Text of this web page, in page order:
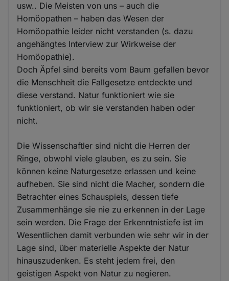
usw.. Die Meisten von uns – auch die
Homöopathen – haben das Wesen der
Homöopathie leider nicht verstanden (s. dazu
angehängtes Interview zur Wirkweise der
Homöopathie).
Doch Äpfel sind bereits vom Baum gefallen bevor
die Menschheit die Fallgesetze entdeckte und
diese verstand. Natur funktioniert wie sie
funktioniert, ob wir sie verstanden haben oder
nicht.
Die Wissenschaftler sind nicht die Herren der
Ringe, obwohl viele glauben, es zu sein. Sie
können keine Naturgesetze erlassen und keine
aufheben. Sie sind nicht die Macher, sondern die
Betrachter eines Schauspiels, dessen tiefe
Zusammenhänge sie nie zu erkennen in der Lage
sein werden. Die Frage der Erkenntnistiefe ist im
Wesentlichen damit verbunden wie sehr wir in der
Lage sind, über materielle Aspekte der Natur
hinauszudenken. Es steht jedem frei, den
geistigen Aspekt von Natur zu negieren.